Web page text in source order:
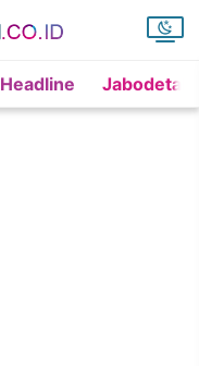
Headline